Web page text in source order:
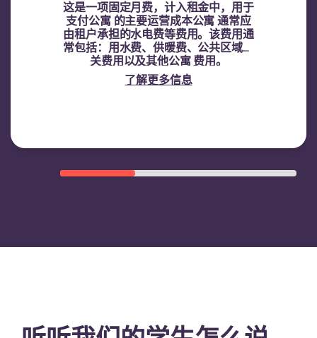
这是一项固定月费，计入租金中，用于
支付公寓 的主要运营成本公寓 通常应
由租户承担的水电费等费用。该费用通
常包括：用水费、供暖费、公共区域相
关费用以及其他公寓 费用。
了解更多信息